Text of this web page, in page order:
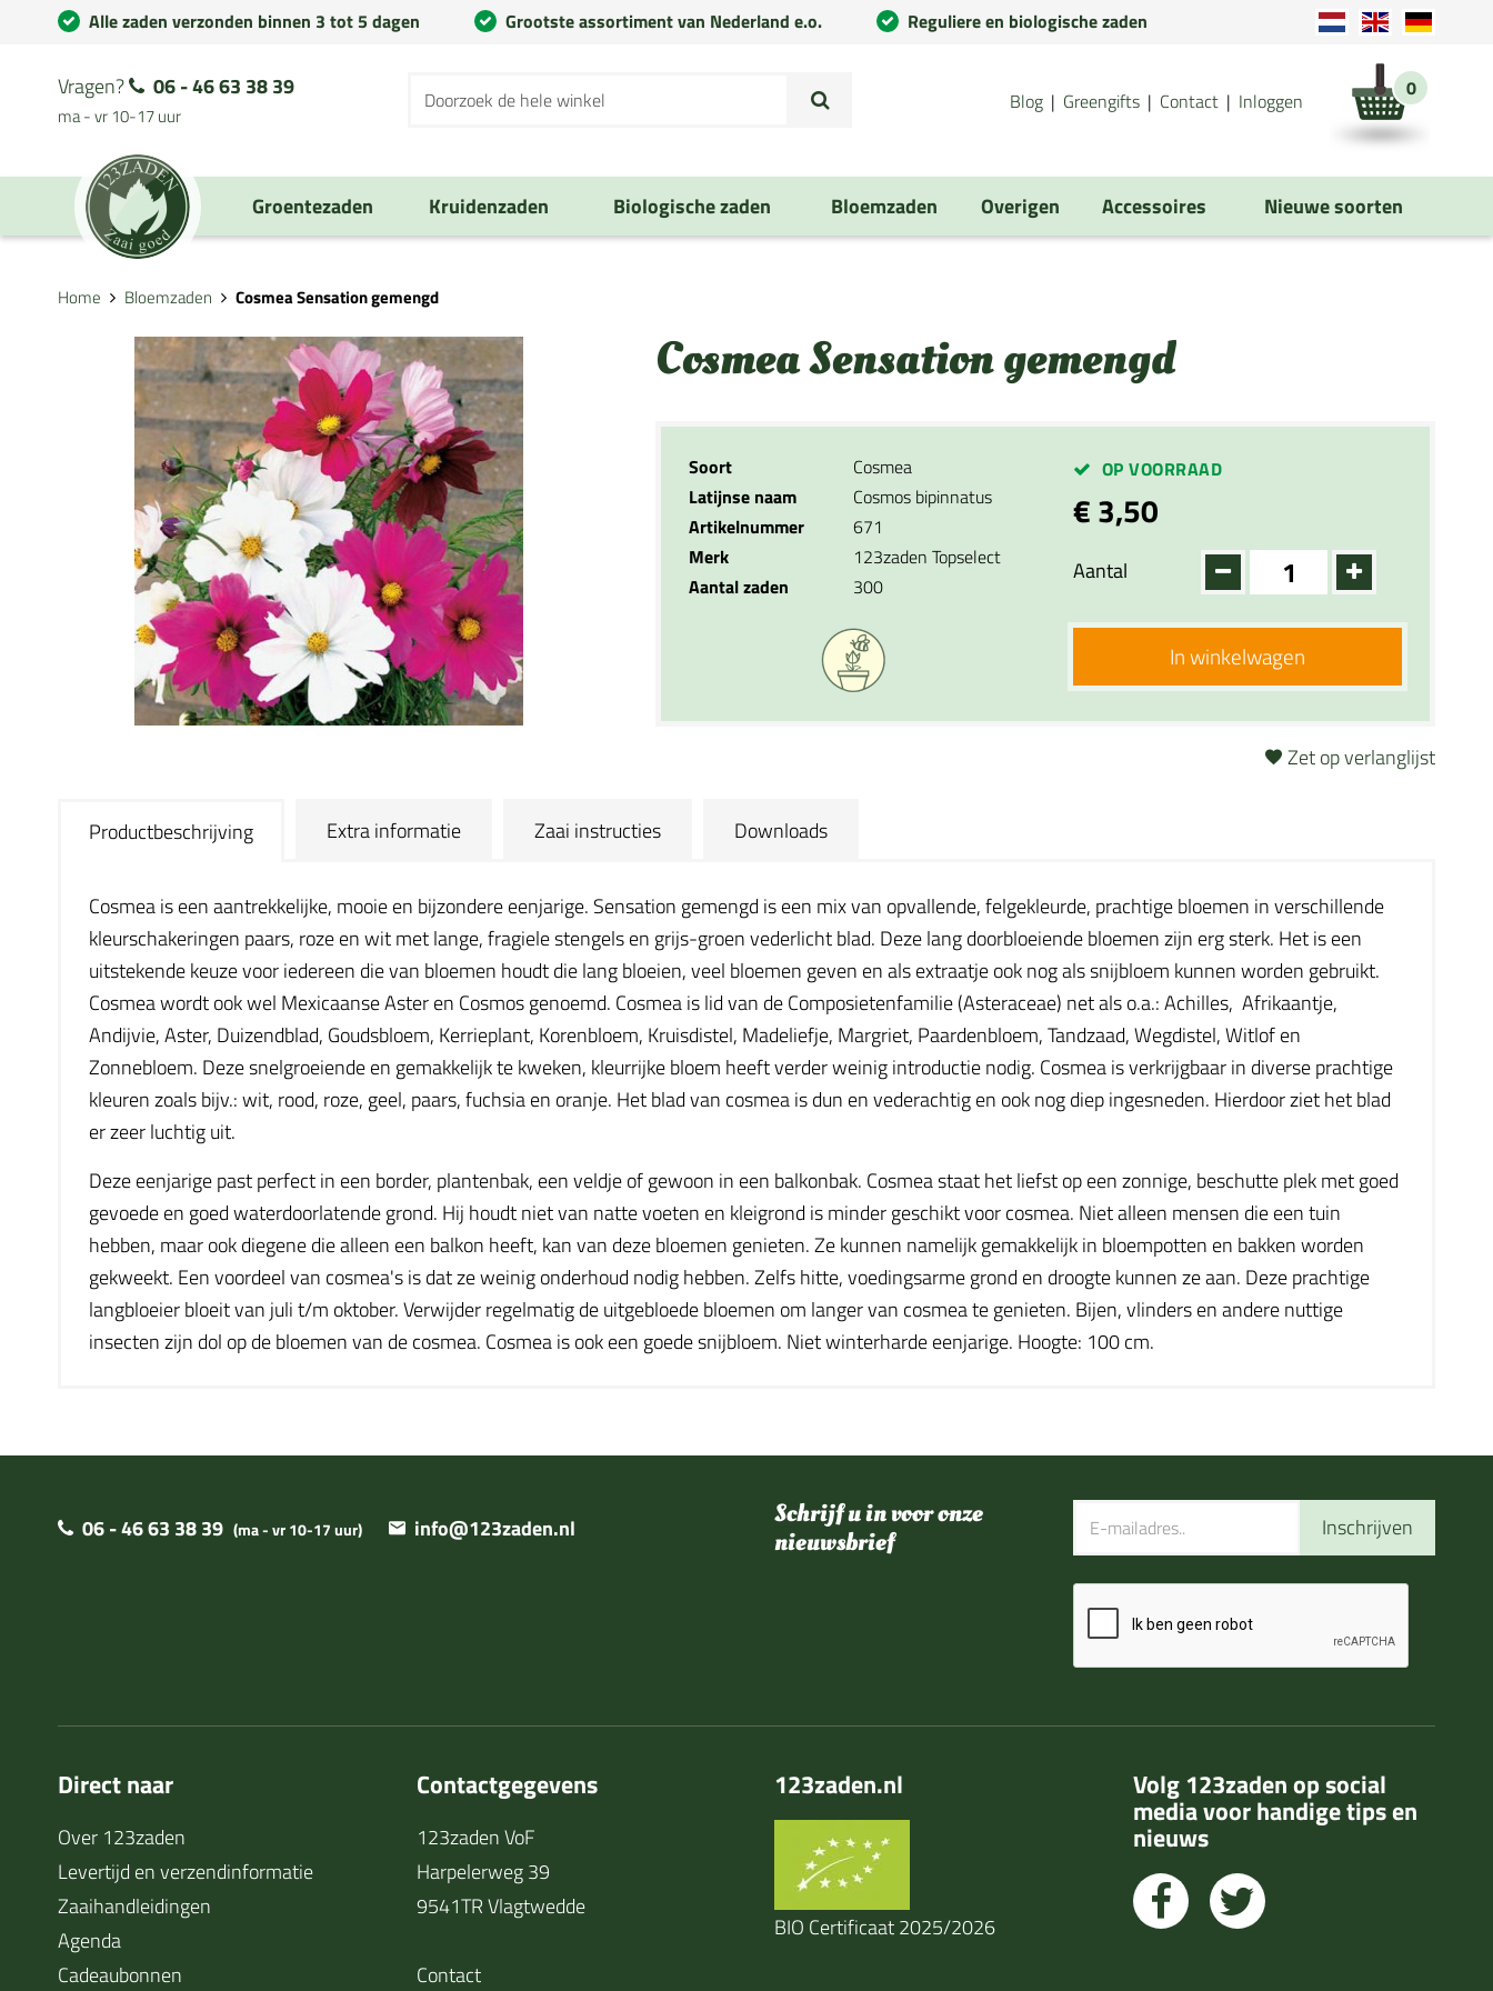
Alle zaden verzonden binnen 3 tot 5 dagen Grootste assortiment van Nederland e.o. Reguliere en biologische zaden
Vragen? 06 - 46 63 38 39
ma - vr 10-17 uur
Blog Greengifts Contact Inloggen 0
Groentezaden Kruidenzaden Biologische zaden Bloemzaden Overigen Accessoires Nieuwe soorten
Home Bloemzaden Cosmea Sensation gemengd
Cosmea Sensation gemengd
Soort
Cosmea
Latijnse naam
Cosmos bipinnatus
Artikelnummer
671
Merk
123zaden Topselect
Aantal zaden
300
OP VOORRAAD
€ 3,50
Aantal
In winkelwagen
Zet op verlanglijst
Productbeschrijving Extra informatie Zaai instructies Downloads
Cosmea is een aantrekkelijke, mooie en bijzondere eenjarige. Sensation gemengd is een mix van opvallende, felgekleurde, prachtige bloemen in verschillende
kleurschakeringen paars, roze en wit met lange, fragiele stengels en grijs-groen vederlicht blad. Deze lang doorbloeiende bloemen zijn erg sterk. Het is een
uitstekende keuze voor iedereen die van bloemen houdt die lang bloeien, veel bloemen geven en als extraatje ook nog als snijbloem kunnen worden gebruikt.
Cosmea wordt ook wel Mexicaanse Aster en Cosmos genoemd. Cosmea is lid van de Composietenfamilie (Asteraceae) net als o.a.: Achilles, Afrikaantje,
Andijvie, Aster, Duizendblad, Goudsbloem, Kerrieplant, Korenbloem, Kruisdistel, Madeliefje, Margriet, Paardenbloem, Tandzaad, Wegdistel, Witlof en
Zonnebloem. Deze snelgroeiende en gemakkelijk te kweken, kleurrijke bloem heeft verder weinig introductie nodig. Cosmea is verkrijgbaar in diverse prachtige
kleuren zoals bijv.: wit, rood, roze, geel, paars, fuchsia en oranje. Het blad van cosmea is dun en vederachtig en ook nog diep ingesneden. Hierdoor ziet het blad
er zeer luchtig uit.
Deze eenjarige past perfect in een border, plantenbak, een veldje of gewoon in een balkonbak. Cosmea staat het liefst op een zonnige, beschutte plek met goed
gevoede en goed waterdoorlatende grond. Hij houdt niet van natte voeten en kleigrond is minder geschikt voor cosmea. Niet alleen mensen die een tuin
hebben, maar ook diegene die alleen een balkon heeft, kan van deze bloemen genieten. Ze kunnen namelijk gemakkelijk in bloempotten en bakken worden
gekweekt. Een voordeel van cosmea's is dat ze weinig onderhoud nodig hebben. Zelfs hitte, voedingsarme grond en droogte kunnen ze aan. Deze prachtige
langbloeier bloeit van juli t/m oktober. Verwijder regelmatig de uitgebloede bloemen om langer van cosmea te genieten. Bijen, vlinders en andere nuttige
insecten zijn dol op de bloemen van de cosmea. Cosmea is ook een goede snijbloem. Niet winterharde eenjarige. Hoogte: 100 cm.
06 - 46 63 38 39 (ma - vr 10-17 uur) info@123zaden.nl
Schrijf u in voor onze
nieuwsbrief
Inschrijven
Direct naar
Over 123zaden
Levertijd en verzendinformatie
Zaaihandleidingen
Agenda
Cadeaubonnen
Contactgegevens
123zaden VoF
Harpelerweg 39
9541TR Vlagtwedde
Contact
123zaden.nl
BIO Certificaat 2025/2026
Volg 123zaden op social
media voor handige tips en
nieuws